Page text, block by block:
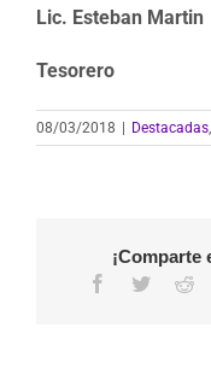
Lic. Esteban Martin
Tesorero
08/03/2018 Destacadas,
¡Comparte
Facebook
Twitter